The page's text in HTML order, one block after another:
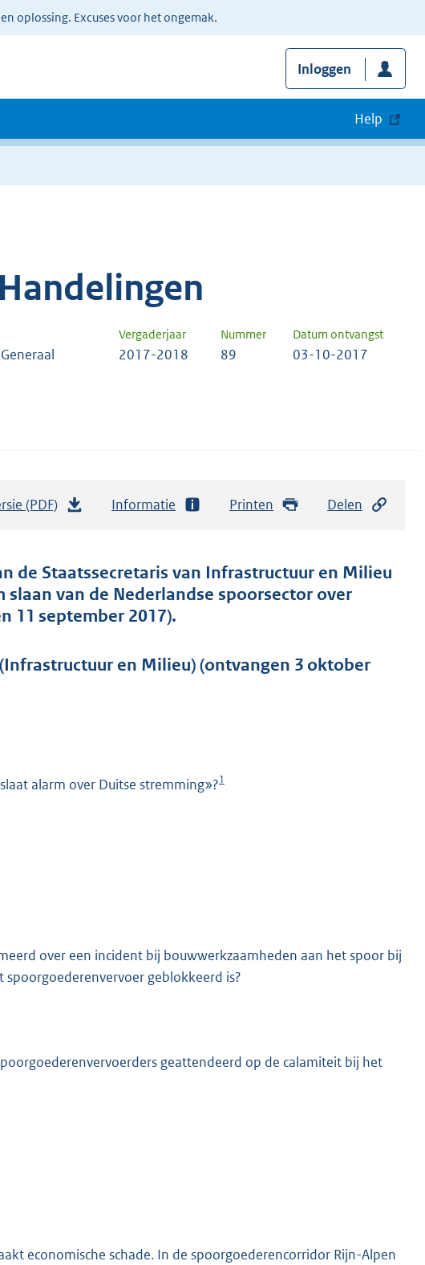
oplossing. Excuses voor het ongemak.
Inloggen
Help
Vergaderjaar Nummer Datum ontvangst
2017-2018 89 03-10-2017
(PDF)
t
a
n
t
Informatie Printen Delen
de Staatssecretaris van Infrastructuur en Milieu
van de Nederlandse spoorsector over
11 september 2017).
en Milieu) (ontvangen 3 oktober
alarm over Duitse stremming»?1
over een incident bij bouwwerkzaamheden aan het spoor bij
geblokkeerd is?
geattendeerd op de calamiteit bij het
economische schade. In de spoorgoederencorridor Rijn-Alpen